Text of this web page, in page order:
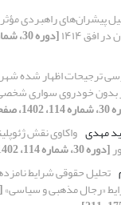
پیشران‌های راهبردی
افق ۱۴۱۴
ترجیحات اظهار شده
خودروی سواری
41-83]
مهدی واکاوی نقش
[دوره 30، شماره 114، 1402، صفحه 111-139]
تحلیل حقوقی شرایط
«رجال مذهبی و سیاسی»